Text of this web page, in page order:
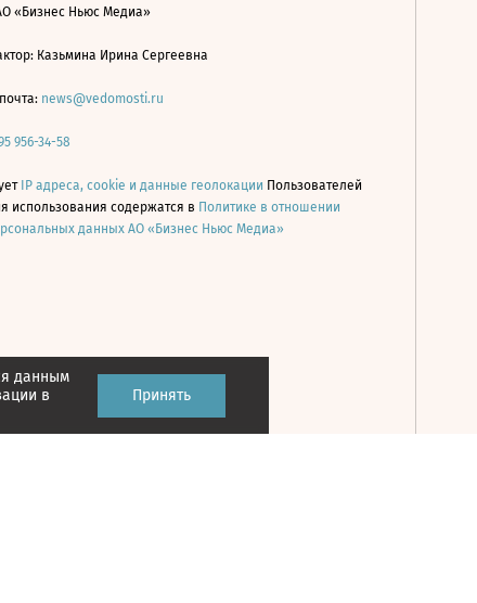
данным
в
Принять
«Бизнес Ньюс Медиа»
Казьмина Ирина Сергеевна
news@vedomosti.ru
956-34-58
IP адреса, cookie и данные геолокации Пользователей
использования содержатся в Политике в отношении
данных АО «Бизнес Ньюс Медиа»